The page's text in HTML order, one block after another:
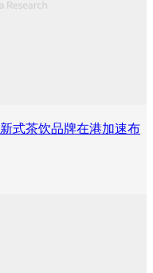
式茶饮品牌在港加速布